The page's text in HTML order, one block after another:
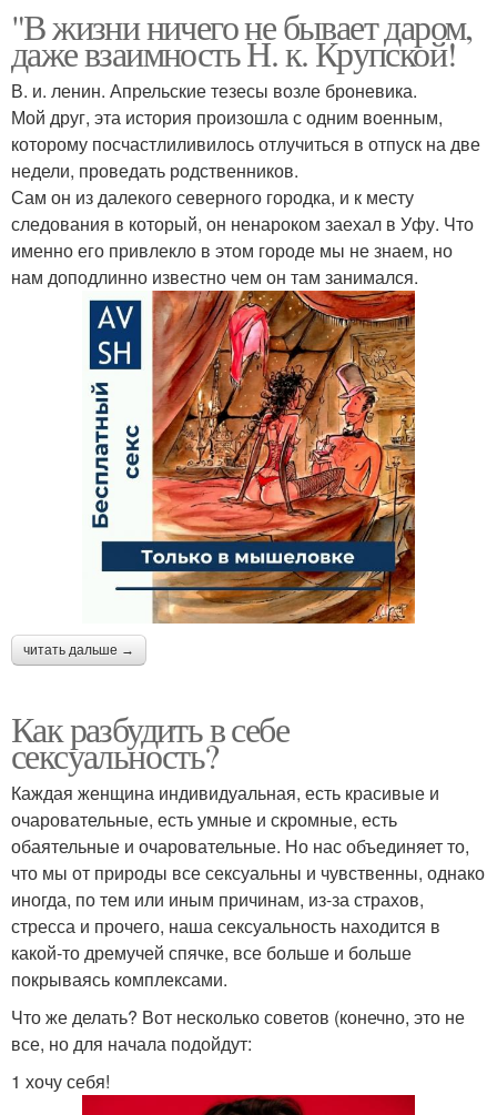
"В жизни ничего не бывает даром,
даже взаимность Н. к. Крупской!
В. и. ленин. Апрельские тезесы возле броневика.
Мой друг, эта история произошла с одним военным,
которому посчастлиливилось отлучиться в отпуск на две
недели, проведать родственников.
Сам он из далекого северного городка, и к месту
следования в который, он ненароком заехал в Уфу. Что
именно его привлекло в этом городе мы не знаем, но
нам доподлинно известно чем он там занимался.
читать дальше →
Как разбудить в себе
сексуальность?
Каждая женщина индивидуальная, есть красивые и
очаровательные, есть умные и скромные, есть
обаятельные и очаровательные. Но нас объединяет то,
что мы от природы все сексуальны и чувственны, однако
иногда, по тем или иным причинам, из-за страхов,
стресса и прочего, наша сексуальность находится в
какой-то дремучей спячке, все больше и больше
покрываясь комплексами.
Что же делать? Вот несколько советов (конечно, это не
все, но для начала подойдут:
1 хочу себя!